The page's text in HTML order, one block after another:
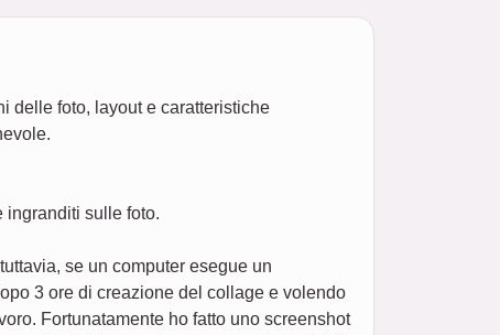
delle foto, layout e caratteristiche
ingranditi sulle foto.
se un computer esegue un
3 ore di creazione del collage e volendo
Fortunatamente ho fatto uno screenshot